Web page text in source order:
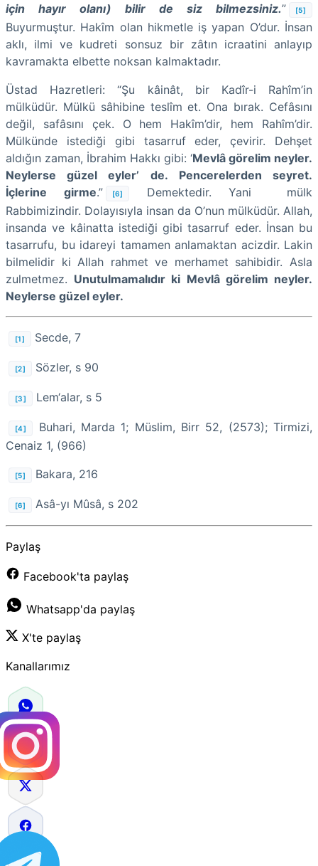
için hayır olanı) bilir de siz bilmezsiniz.” [5]
Buyurmuştur. Hakîm olan hikmetle iş yapan O’dur. İnsan
aklı, ilmi ve kudreti sonsuz bir zâtın icraatini anlayıp
kavramakta elbette noksan kalmaktadır.
Üstad Hazretleri: “Şu kâinât, bir Kadîr-i Rahîm’in
mülküdür. Mülkü sâhibine teslîm et. Ona bırak. Cefâsını
değil, safâsını çek. O hem Hakîm’dir, hem Rahîm’dir.
Mülkünde istediği gibi tasarruf eder, çevirir. Dehşet
aldığın zaman, İbrahim Hakkı gibi: ‘Mevlâ görelim neyler.
Neylerse güzel eyler’ de. Pencerelerden seyret.
İçlerine girme.” [6]
Demektedir. Yani mülk
Rabbimizindir. Dolayısıyla insan da O’nun mülküdür. Allah,
insanda ve kâinatta istediği gibi tasarruf eder. İnsan bu
tasarrufu, bu idareyi tamamen anlamaktan acizdir. Lakin
bilmelidir ki Allah rahmet ve merhamet sahibidir. Asla
zulmetmez. Unutulmamalıdır ki Mevlâ görelim neyler.
Neylerse güzel eyler.
[1] Secde, 7
[2] Sözler, s 90
[3] Lem‘alar, s 5
[4]
Buhari, Marda 1; Müslim, Birr 52, (2573); Tirmizi,
Cenaiz 1, (966)
[5] Bakara, 216
[6] Asâ-yı Mûsâ, s 202
Paylaş
Facebook'ta paylaş
Whatsapp'da paylaş
X'te paylaş
Kanallarımız